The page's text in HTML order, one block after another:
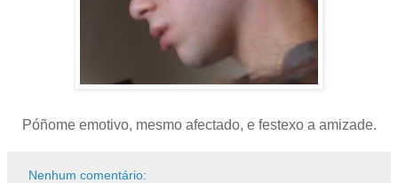
Póñome emotivo, mesmo afectado, e festexo a amizade.
Nenhum comentário: